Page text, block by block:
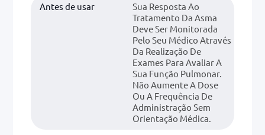
Antes de usar
Sua Resposta Ao
Tratamento Da Asma
Deve Ser Monitorada
Pelo Seu Médico Através
Da Realização De
Exames Para Avaliar A
Sua Função Pulmonar.
Não Aumente A Dose
Ou A Frequência De
Administração Sem
Orientação Médica.